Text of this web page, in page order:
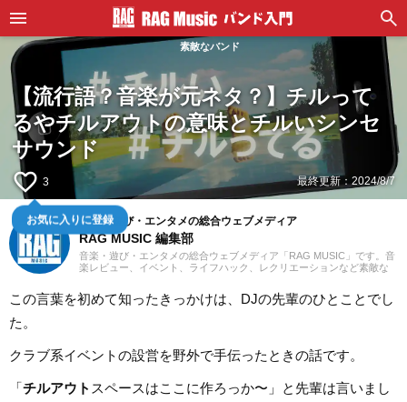
素敵なバンド
【流行語？音楽が元ネタ？】チルって
るやチルアウトの意味とチルいシンセ
サウンド
favorite_border 3
お気に入りに登録
最終更新：2024/8/7
音楽・遊び・エンタメの総合ウェブメディア
RAG MUSIC 編集部
音楽・遊び・エンタメの総合ウェブメディア「RAG MUSIC」です。音
楽レビュー、イベント、ライフハック、レクリエーションなど素敵な
この言葉を初めて知ったきっかけは、DJの先輩のひとことでし
た。
クラブ系イベントの設営を野外で手伝ったときの話です。
「チルアウト スペースはここに作ろっか〜」と先輩は言いまし